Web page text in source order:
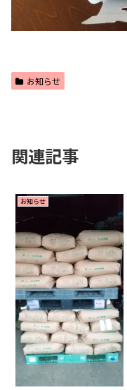
お知らせ
関連記事
お知らせ